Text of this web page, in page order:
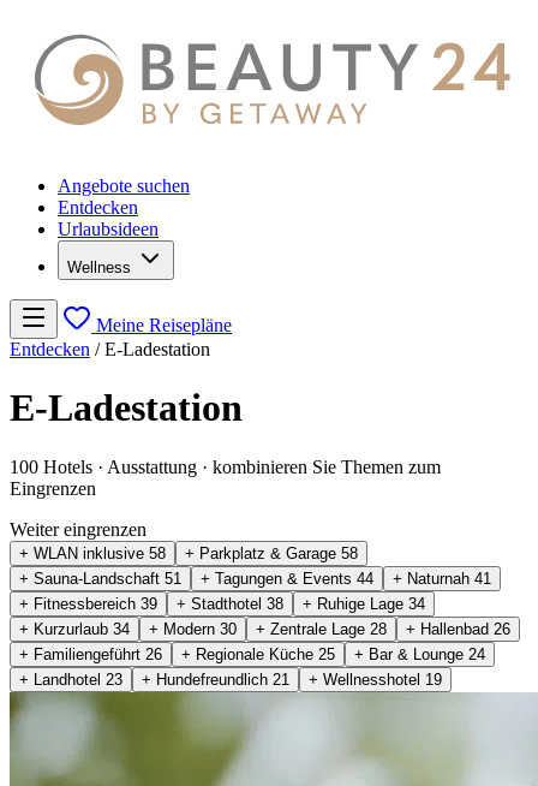
Angebote suchen
Entdecken
Urlaubsideen
Wellness
Meine Reisepläne
Entdecken / E-Ladestation
E-Ladestation
100 Hotels · Ausstattung · kombinieren Sie Themen zum
Eingrenzen
Weiter eingrenzen
+ WLAN inklusive 58 + Parkplatz & Garage 58
+ Sauna-Landschaft 51 + Tagungen & Events 44 + Naturnah 41
+ Fitnessbereich 39 + Stadthotel 38 + Ruhige Lage 34
+ Kurzurlaub 34 + Modern 30 + Zentrale Lage 28 + Hallenbad 26
+ Familiengeführt 26 + Regionale Küche 25 + Bar & Lounge 24
+ Landhotel 23 + Hundefreundlich 21 + Wellnesshotel 19